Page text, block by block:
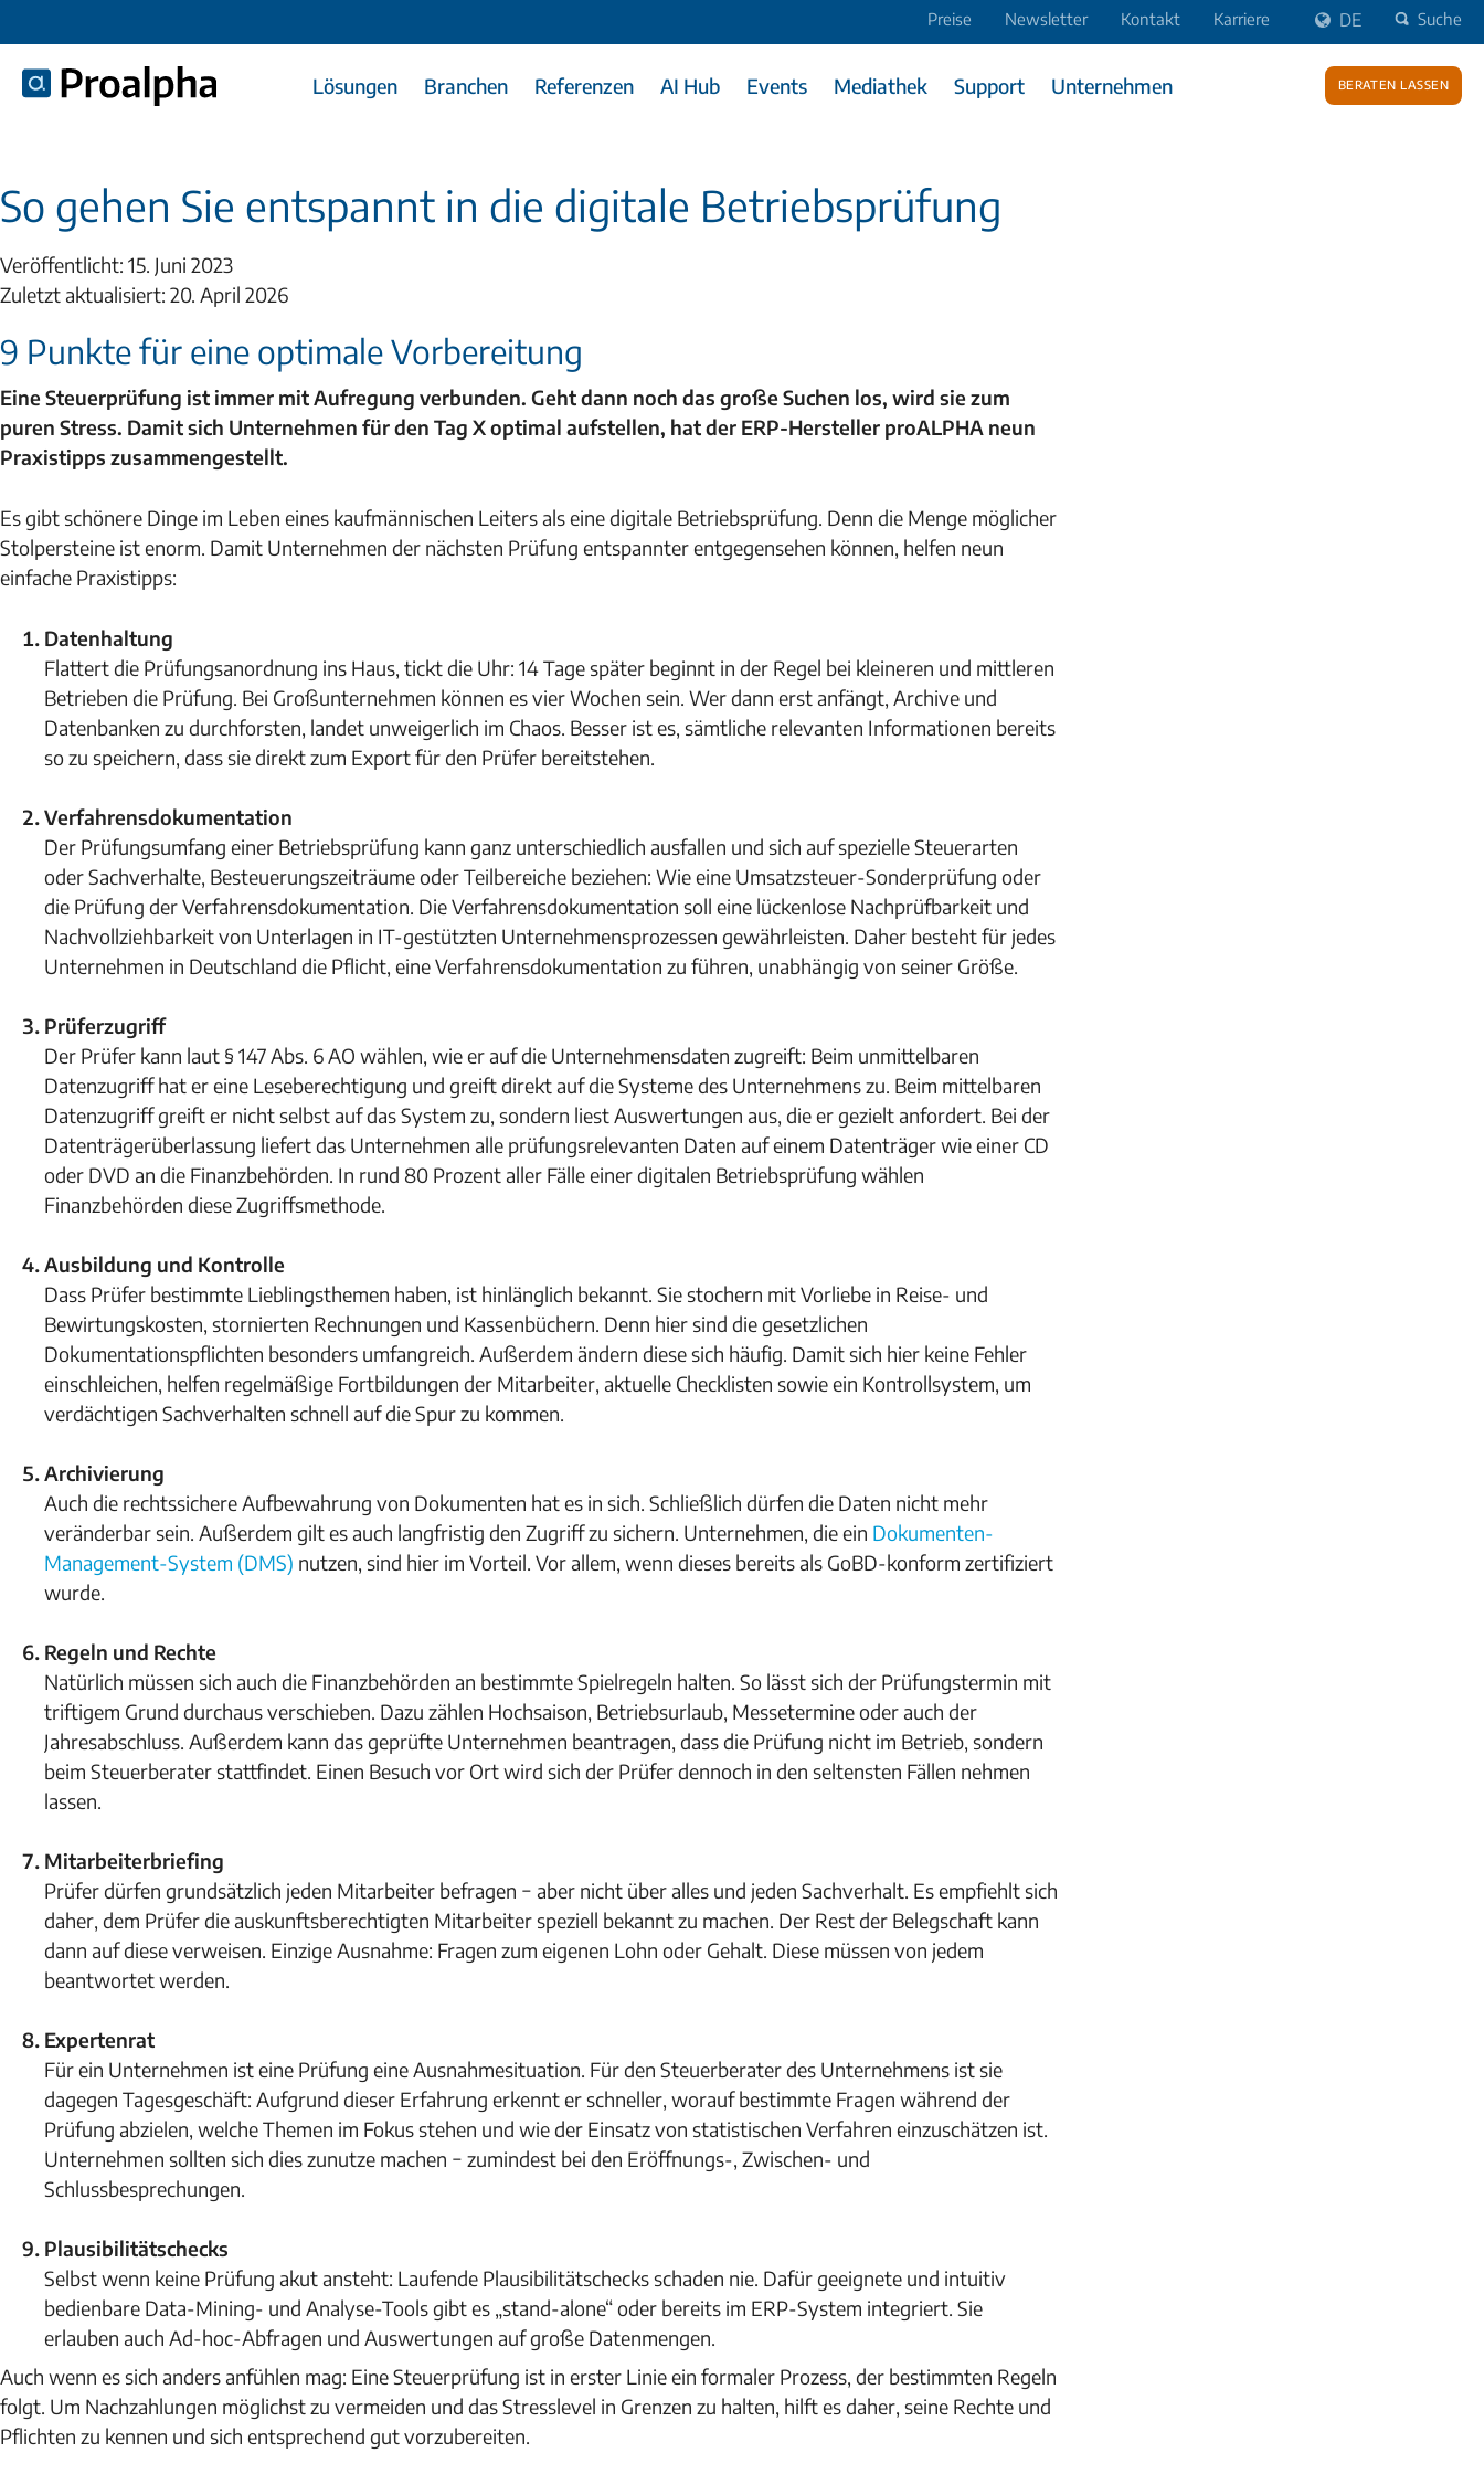
Preise Newsletter Kontakt Karriere DE Suche
Lösungen Branchen Referenzen AI Hub Events Mediathek Support Unternehmen Beraten lassen
So gehen Sie entspannt in die digitale Betriebsprüfung
Veröffentlicht: 15. Juni 2023
Zuletzt aktualisiert: 20. April 2026
9 Punkte für eine optimale Vorbereitung
Eine Steuerprüfung ist immer mit Aufregung verbunden. Geht dann noch das große Suchen los, wird sie zum
puren Stress. Damit sich Unternehmen für den Tag X optimal aufstellen, hat der ERP-Hersteller proALPHA neun
Praxistipps zusammengestellt.
Es gibt schönere Dinge im Leben eines kaufmännischen Leiters als eine digitale Betriebsprüfung. Denn die Menge möglicher
Stolpersteine ist enorm. Damit Unternehmen der nächsten Prüfung entspannter entgegensehen können, helfen neun
einfache Praxistipps:
Datenhaltung
Flattert die Prüfungsanordnung ins Haus, tickt die Uhr: 14 Tage später beginnt in der Regel bei kleineren und mittleren
Betrieben die Prüfung. Bei Großunternehmen können es vier Wochen sein. Wer dann erst anfängt, Archive und
Datenbanken zu durchforsten, landet unweigerlich im Chaos. Besser ist es, sämtliche relevanten Informationen bereits
so zu speichern, dass sie direkt zum Export für den Prüfer bereitstehen.
Verfahrensdokumentation
Der Prüfungsumfang einer Betriebsprüfung kann ganz unterschiedlich ausfallen und sich auf spezielle Steuerarten
oder Sachverhalte, Besteuerungszeiträume oder Teilbereiche beziehen: Wie eine Umsatzsteuer-Sonderprüfung oder
die Prüfung der Verfahrensdokumentation. Die Verfahrensdokumentation soll eine lückenlose Nachprüfbarkeit und
Nachvollziehbarkeit von Unterlagen in IT-gestützten Unternehmensprozessen gewährleisten. Daher besteht für jedes
Unternehmen in Deutschland die Pflicht, eine Verfahrensdokumentation zu führen, unabhängig von seiner Größe.
Prüferzugriff
Der Prüfer kann laut § 147 Abs. 6 AO wählen, wie er auf die Unternehmensdaten zugreift: Beim unmittelbaren
Datenzugriff hat er eine Leseberechtigung und greift direkt auf die Systeme des Unternehmens zu. Beim mittelbaren
Datenzugriff greift er nicht selbst auf das System zu, sondern liest Auswertungen aus, die er gezielt anfordert. Bei der
Datenträgerüberlassung liefert das Unternehmen alle prüfungsrelevanten Daten auf einem Datenträger wie einer CD
oder DVD an die Finanzbehörden. In rund 80 Prozent aller Fälle einer digitalen Betriebsprüfung wählen
Finanzbehörden diese Zugriffsmethode.
Ausbildung und Kontrolle
Dass Prüfer bestimmte Lieblingsthemen haben, ist hinlänglich bekannt. Sie stochern mit Vorliebe in Reise- und
Bewirtungskosten, stornierten Rechnungen und Kassenbüchern. Denn hier sind die gesetzlichen
Dokumentationspflichten besonders umfangreich. Außerdem ändern diese sich häufig. Damit sich hier keine Fehler
einschleichen, helfen regelmäßige Fortbildungen der Mitarbeiter, aktuelle Checklisten sowie ein Kontrollsystem, um
verdächtigen Sachverhalten schnell auf die Spur zu kommen.
Archivierung
Auch die rechtssichere Aufbewahrung von Dokumenten hat es in sich. Schließlich dürfen die Daten nicht mehr
veränderbar sein. Außerdem gilt es auch langfristig den Zugriff zu sichern. Unternehmen, die ein Dokumenten-
Management-System (DMS) nutzen, sind hier im Vorteil. Vor allem, wenn dieses bereits als GoBD-konform zertifiziert
wurde.
Regeln und Rechte
Natürlich müssen sich auch die Finanzbehörden an bestimmte Spielregeln halten. So lässt sich der Prüfungstermin mit
triftigem Grund durchaus verschieben. Dazu zählen Hochsaison, Betriebsurlaub, Messetermine oder auch der
Jahresabschluss. Außerdem kann das geprüfte Unternehmen beantragen, dass die Prüfung nicht im Betrieb, sondern
beim Steuerberater stattfindet. Einen Besuch vor Ort wird sich der Prüfer dennoch in den seltensten Fällen nehmen
lassen.
Mitarbeiterbriefing
Prüfer dürfen grundsätzlich jeden Mitarbeiter befragen − aber nicht über alles und jeden Sachverhalt. Es empfiehlt sich
daher, dem Prüfer die auskunftsberechtigten Mitarbeiter speziell bekannt zu machen. Der Rest der Belegschaft kann
dann auf diese verweisen. Einzige Ausnahme: Fragen zum eigenen Lohn oder Gehalt. Diese müssen von jedem
beantwortet werden.
Expertenrat
Für ein Unternehmen ist eine Prüfung eine Ausnahmesituation. Für den Steuerberater des Unternehmens ist sie
dagegen Tagesgeschäft: Aufgrund dieser Erfahrung erkennt er schneller, worauf bestimmte Fragen während der
Prüfung abzielen, welche Themen im Fokus stehen und wie der Einsatz von statistischen Verfahren einzuschätzen ist.
Unternehmen sollten sich dies zunutze machen − zumindest bei den Eröffnungs-, Zwischen- und
Schlussbesprechungen.
Plausibilitätschecks
Selbst wenn keine Prüfung akut ansteht: Laufende Plausibilitätschecks schaden nie. Dafür geeignete und intuitiv
bedienbare Data-Mining- und Analyse-Tools gibt es „stand-alone“ oder bereits im ERP-System integriert. Sie
erlauben auch Ad-hoc-Abfragen und Auswertungen auf große Datenmengen.
Auch wenn es sich anders anfühlen mag: Eine Steuerprüfung ist in erster Linie ein formaler Prozess, der bestimmten Regeln
folgt. Um Nachzahlungen möglichst zu vermeiden und das Stresslevel in Grenzen zu halten, hilft es daher, seine Rechte und
Pflichten zu kennen und sich entsprechend gut vorzubereiten.